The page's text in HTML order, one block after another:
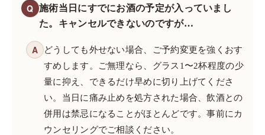
Q 施術当日にすでにお酒の予定が入っていまし
た。キャンセルできないのですが…
A
どうしても外せない場合、ご予約変更を強くおす
すめします。ご無理なら、グラス1〜2杯程度の少
量に抑え、できるだけ早めに切り上げてくださ
い。当日に痛み止めを処方された場合、飲酒との
併用は禁忌になることがほとんどです。事前にカ
ウンセリングでご相談ください。